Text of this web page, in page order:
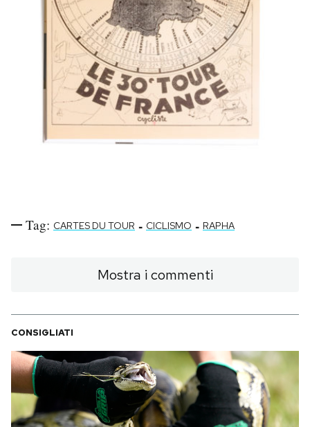
Tag: CARTES DU TOUR - CICLISMO - RAPHA
Mostra i commenti
CONSIGLIATI